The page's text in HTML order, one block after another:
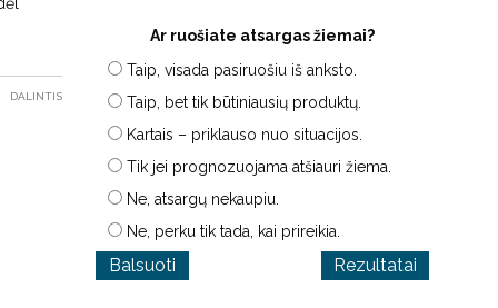
DALINTIS
Ar ruošiate atsargas žiemai?
Taip, visada pasiruošiu iš anksto.
Taip, bet tik būtiniausių produktų.
Kartais – priklauso nuo situacijos.
Tik jei prognozuojama atšiauri žiema.
Ne, atsargų nekaupiu.
Ne, perku tik tada, kai prireikia.
Rezultatai